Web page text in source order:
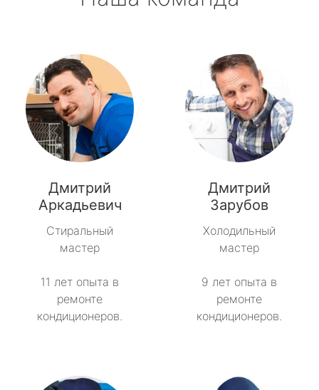
Дмитрий
Аркадьевич
Стиральный
мастер
11 лет опыта в
ремонте
кондиционеров.
Дмитрий
Зарубов
Холодильный
мастер
9 лет опыта в
ремонте
кондиционеров.